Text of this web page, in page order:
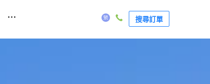
... 搜尋訂單